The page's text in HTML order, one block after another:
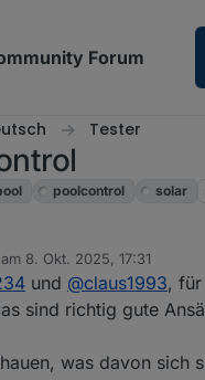
Forum
Tester
poolcontrol solar
8. Okt. 2025, 17:31
von
und @claus1993, für
sind richtig gute
was davon sich